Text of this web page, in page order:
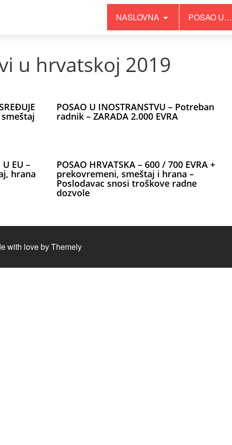
NASLOVNA POSAO U…
u hrvatskoj 2019
smeštaj
POSAO U INOSTRANSTVU – Potreban
radnik – ZARADA 2.000 EVRA
U EU –
hrana
POSAO HRVATSKA – 600 / 700 EVRA +
prekovremeni, smeštaj i hrana –
Poslodavac snosi troškove radne
dozvole
with love byThemely